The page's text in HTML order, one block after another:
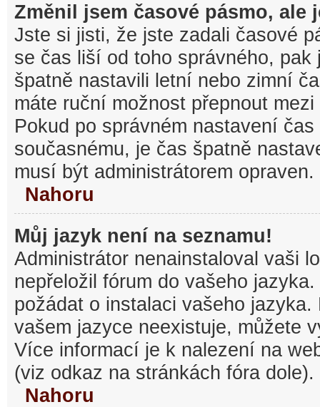
Změnil jsem časové pásmo, ale
Jste si jisti, že jste zadali časové
se čas liší od toho správného, pak
špatně nastavili letní nebo zimní
máte ruční možnost přepnout
Pokud po správném nastavení
současnému, je čas špatně
musí být administrátorem opraven.
Nahoru
Můj jazyk není na seznamu!
Administrátor nenainstaloval vaši
nepřeložil fórum do vašeho
požádat o instalaci vašeho
vašem jazyce neexistuje, můžete
Více informací je k nalezení na
(viz odkaz na stránkách fóra dole).
Nahoru